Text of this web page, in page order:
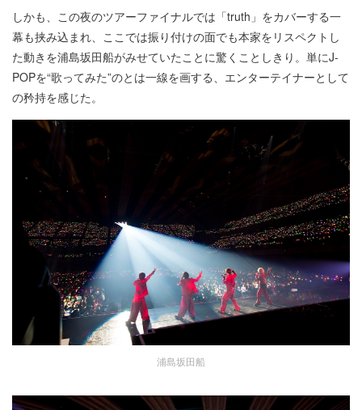
しかも、この夜のツアーファイナルでは「truth」をカバーする一
幕も挟み込まれ、ここでは振り付けの面でも本家をリスペクトし
た動きを浦島坂田船がみせていたことに驚くことしきり。単にJ-
POPを“歌ってみた”のとは一線を画する、エンターテイナーとして
の矜持を感じた。
浦島坂田船